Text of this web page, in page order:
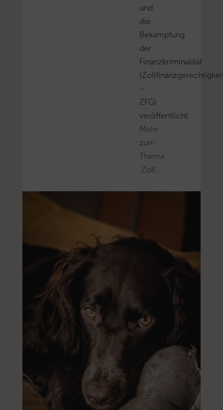
und
die
Bekämpfung
der
Finanzkriminalität
–
ZFG)
veröffentlicht.
Mehr
zum
Thema
‚Zoll’…